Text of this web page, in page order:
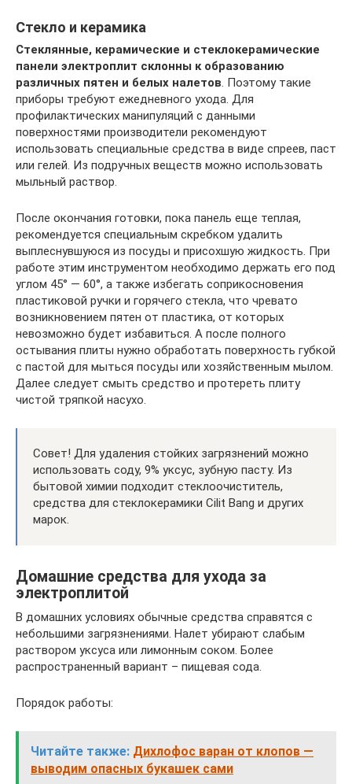
Стекло и керамика
Стеклянные, керамические и стеклокерамические
панели электроплит склонны к образованию
различных пятен и белых налетов . Поэтому такие
приборы требуют ежедневного ухода. Для
профилактических манипуляций с данными
поверхностями производители рекомендуют
использовать специальные средства в виде спреев, паст
или гелей. Из подручных веществ можно использовать
мыльный раствор.
После окончания готовки, пока панель еще теплая,
рекомендуется специальным скребком удалить
выплеснувшуюся из посуды и присохшую жидкость. При
работе этим инструментом необходимо держать его под
углом 45° — 60°, а также избегать соприкосновения
пластиковой ручки и горячего стекла, что чревато
возникновением пятен от пластика, от которых
невозможно будет избавиться. А после полного
остывания плиты нужно обработать поверхность губкой
с пастой для мыться посуды или хозяйственным мылом.
Далее следует смыть средство и протереть плиту
чистой тряпкой насухо.
Совет! Для удаления стойких загрязнений можно
использовать соду, 9% уксус, зубную пасту. Из
бытовой химии подходит стеклоочиститель,
средства для стеклокерамики Cilit Bang и других
марок.
Домашние средства для ухода за
электроплитой
В домашних условиях обычные средства справятся с
небольшими загрязнениями. Налет убирают слабым
раствором уксуса или лимонным соком. Более
распространенный вариант – пищевая сода.
Порядок работы:
Читайте также: Дихлофос варан от клопов —
выводим опасных букашек сами